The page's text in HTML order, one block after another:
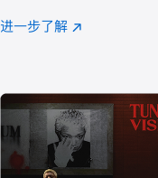
注
进一步了解 Apple
(在
口
中
打
开)